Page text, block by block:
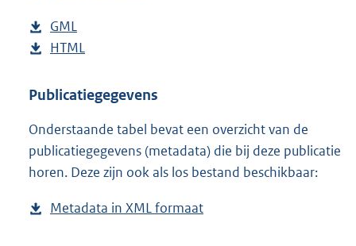
D
o
n
o
a
d
u
GML
e
t
n
d
s
r
D
w
l
o
a
p
HTML
s
a
n
d
g
Publicatiegegevens
Onderstaande tabel bevat een overzicht van de
publicatiegegevens (metadata) die bij deze publicatie
horen. Deze zijn ook als los bestand beschikbaar:
Metadata in XML formaat